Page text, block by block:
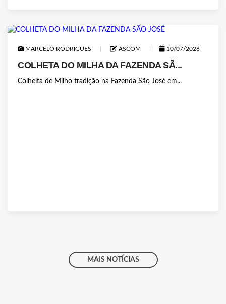
MARCELO RODRIGUES ASCOM 10/07/2026
COLHETA DO MILHA DA FAZENDA SÃ...
Colheita de Milho tradição na Fazenda São José em...
MAIS NOTÍCIAS